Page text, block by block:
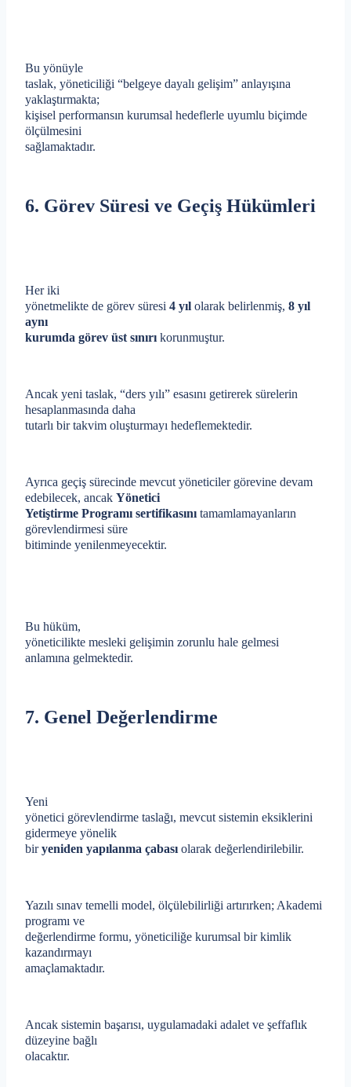
Bu yönüyle
taslak, yöneticiliği “belgeye dayalı gelişim” anlayışına
yaklaştırmakta;
kişisel performansın kurumsal hedeflerle uyumlu biçimde
ölçülmesini
sağlamaktadır.
6. Görev Süresi ve Geçiş Hükümleri
Her iki
yönetmelikte de görev süresi 4 yıl olarak belirlenmiş, 8 yıl
aynı
kurumda görev üst sınırı korunmuştur.
Ancak yeni taslak, “ders yılı” esasını getirerek sürelerin
hesaplanmasında daha
tutarlı bir takvim oluşturmayı hedeflemektedir.
Ayrıca geçiş sürecinde mevcut yöneticiler görevine devam
edebilecek, ancak Yönetici
Yetiştirme Programı sertifikasını tamamlamayanların
görevlendirmesi süre
bitiminde yenilenmeyecektir.
Bu hüküm,
yöneticilikte mesleki gelişimin zorunlu hale gelmesi
anlamına gelmektedir.
7. Genel Değerlendirme
Yeni
yönetici görevlendirme taslağı, mevcut sistemin eksiklerini
gidermeye yönelik
biryeniden yapılanma çabası olarak değerlendirilebilir.
Yazılı sınav temelli model, ölçülebilirliği artırırken; Akademi
programı ve
değerlendirme formu, yöneticiliğe kurumsal bir kimlik
kazandırmayı
amaçlamaktadır.
Ancak sistemin başarısı, uygulamadaki adalet ve şeffaflık
düzeyine bağlı
olacaktır.